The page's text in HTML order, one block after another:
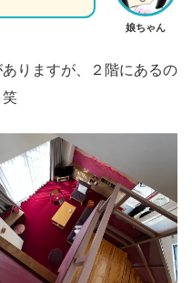
娘ちゃん
りますが、２階にあるの
笑